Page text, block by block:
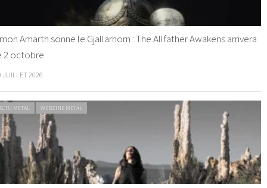
Amarth sonne le Gjallarhorn : The Allfather Awakens arrivera
2 octobre
JUILLET 2026
METAL WEBZINE METAL